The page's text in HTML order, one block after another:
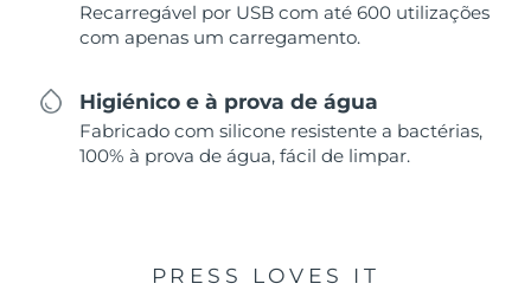
Recarregável por USB com até 600 utilizações
com apenas um carregamento.
Higiénico e à prova de água
Fabricado com silicone resistente a bactérias,
100% à prova de água, fácil de limpar.
PRESS LOVES IT